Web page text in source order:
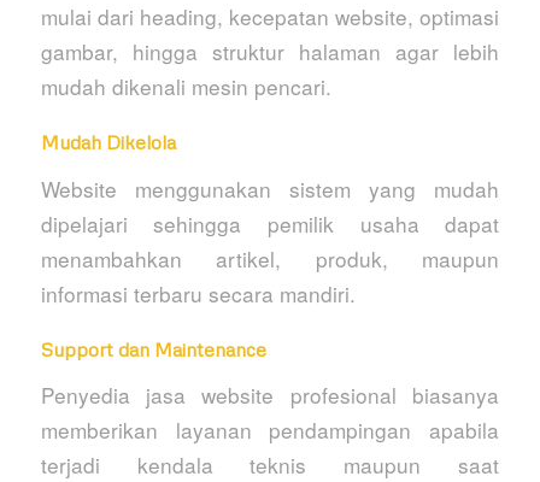
mulai dari heading, kecepatan website, optimasi
gambar, hingga struktur halaman agar lebih
mudah dikenali mesin pencari.
Mudah Dikelola
Website menggunakan sistem yang mudah
dipelajari sehingga pemilik usaha dapat
menambahkan artikel, produk, maupun
informasi terbaru secara mandiri.
Support dan Maintenance
Penyedia jasa website profesional biasanya
memberikan layanan pendampingan apabila
terjadi kendala teknis maupun saat